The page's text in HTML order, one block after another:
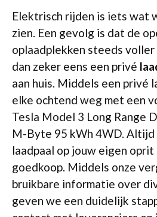
Elektrisch rijden is iets wat
zien. Een gevolg is dat de
oplaadplekken steeds
dan zeker eens een privé
aan huis. Middels een privé
elke ochtend weg met een
Tesla Model 3 Long Range
M-Byte 95 kWh 4WD. Altijd
laadpaal op jouw eigen
goedkoop. Middels onze
bruikbare informatie over
geven we een duidelijk